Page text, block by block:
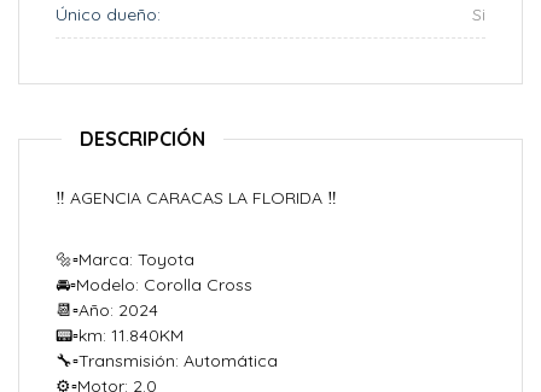
Único dueño: Si
DESCRIPCIÓN
‼️ AGENCIA CARACAS LA FLORIDA ‼️
🔩▫Marca: Toyota
🚘▫Modelo: Corolla Cross
📆▫Año: 2024
📟▫️km: 11.840KM
🔧▫Transmisión: Automática
⚙️▫Motor: 2.0